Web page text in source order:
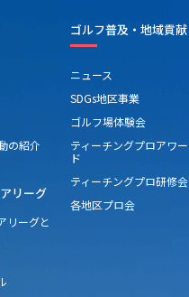
の紹介
リーグ
リーグと
ゴルフ普及・地域貢献
ニュース
SDGs地区事業
ゴルフ場体験会
ティーチングプロアワー
ド
ティーチングプロ研修会
各地区プロ会